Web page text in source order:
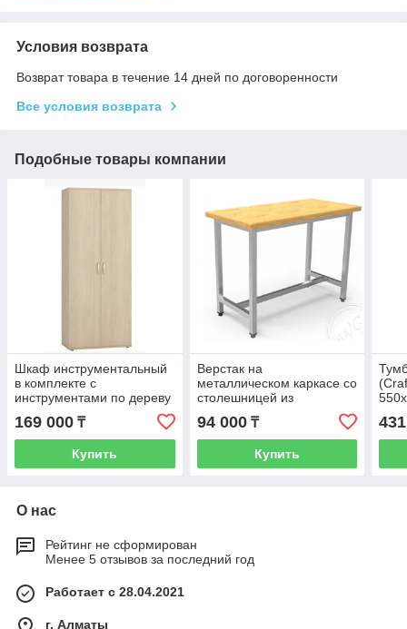
Условия возврата
Возврат товара в течение 14 дней по договоренности
Все условия возврата
Подобные товары компании
Шкаф инструментальный
в комплекте с
инструментами по дереву
(CraftLab), размер
1000мм х 550мм х
1800мм
169 000 ₸
Купить
Верстак на
металлическом каркасе со
столешницей из
деревянного бруса
(CraftLab), размер
1200мм х 600мм х 750мм
94 000₸
Купить
О нас
Рейтинг не сформирован
Менее 5 отзывов за последний год
Работает с 28.04.2021
г. Алматы